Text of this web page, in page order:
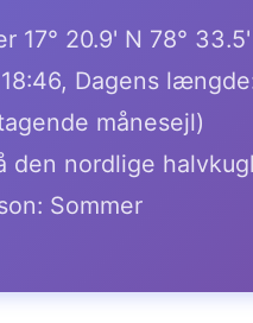
17° 20.9' N 78°
Dagens
månesejl)
den nordlige
Sommer